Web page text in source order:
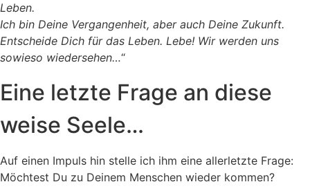
Leben.
Ich bin Deine Vergangenheit, aber auch Deine Zukunft.
Entscheide Dich für das Leben. Lebe! Wir werden uns
sowieso wiedersehen…“
Eine letzte Frage an diese
weise Seele…
Auf einen Impuls hin stelle ich ihm eine allerletzte Frage:
Möchtest Du zu Deinem Menschen wieder kommen?